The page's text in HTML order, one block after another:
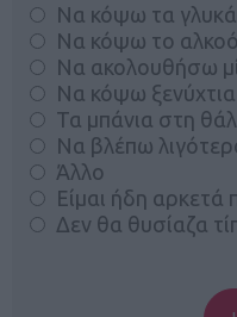
Να κόψω τα γλυκά
Να κόψω το
Να ακολουθήσω
Να κόψω ξενύχτια
Τα μπάνια στη
Να βλέπω
Άλλο
Είμαι ήδη αρκετά
Δεν θα θυσίαζα